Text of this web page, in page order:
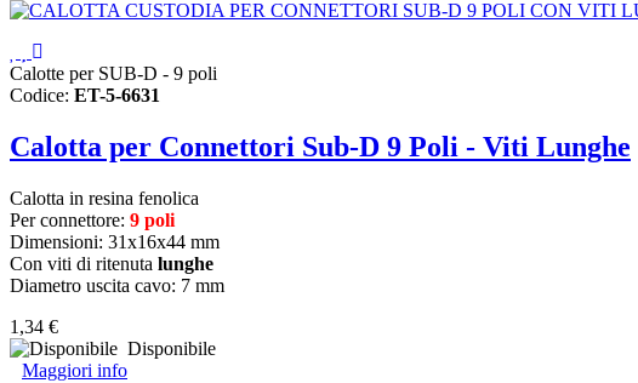
Calotte per SUB-D - 9 poli
Codice: ET-5-6631
Calotta per Connettori Sub-D 9 Poli - Viti Lunghe
Calotta in resina fenolica
Per connettore: 9 poli
Dimensioni: 31x16x44 mm
Con viti di ritenuta lunghe
Diametro uscita cavo: 7 mm
1,34 €
Disponibile
Maggiori info